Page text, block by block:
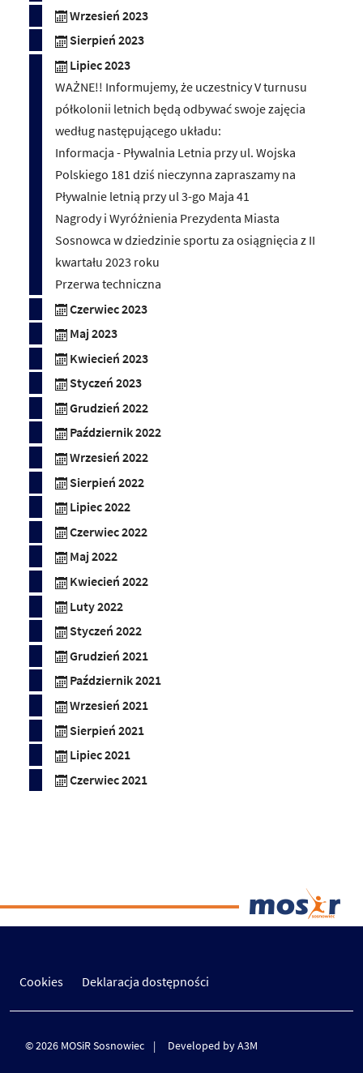
Wrzesień 2023
Sierpień 2023
Lipiec 2023
WAŻNE!! Informujemy, że uczestnicy V turnusu
półkolonii letnich będą odbywać swoje zajęcia
według następującego układu:
Informacja - Pływalnia Letnia przy ul. Wojska
Polskiego 181 dziś nieczynna zapraszamy na
Pływalnie letnią przy ul 3-go Maja 41
Nagrody i Wyróżnienia Prezydenta Miasta
Sosnowca w dziedzinie sportu za osiągnięcia z II
kwartału 2023 roku
Przerwa techniczna
Czerwiec 2023
Maj 2023
Kwiecień 2023
Styczeń 2023
Grudzień 2022
Październik 2022
Wrzesień 2022
Sierpień 2022
Lipiec 2022
Czerwiec 2022
Maj 2022
Kwiecień 2022
Luty 2022
Styczeń 2022
Grudzień 2021
Październik 2021
Wrzesień 2021
Sierpień 2021
Lipiec 2021
Czerwiec 2021
Cookies Deklaracja dostępności
© 2026 MOSiR Sosnowiec Developed by A3M